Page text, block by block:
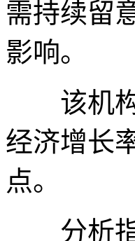
需持续留
影响。
该机构
经济增长
点。
分析指